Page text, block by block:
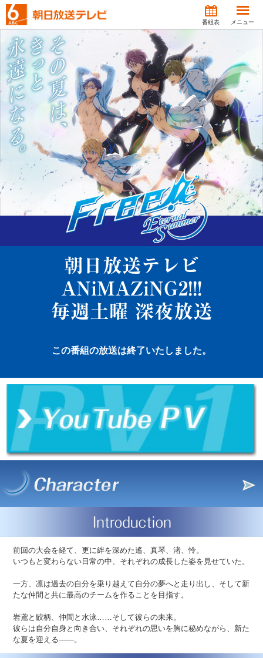
番組表 メニュー
朝日放送テレビ
ANiMAZiNG2!!!
毎週土曜 深夜放送
この番組の放送は終了いたしました。
前回の大会を経て、更に絆を深めた遙、真琴、渚、怜。
いつもと変わらない日常の中、それぞれの成長した姿を見せていた。
一方、凛は過去の自分を乗り越えて自分の夢へと走り出し、そして新
たな仲間と共に最高のチームを作ることを目指す。
岩鳶と鮫柄、仲間と水泳……そして彼らの未来。
彼らは自分自身と向き合い、それぞれの思いを胸に秘めながら、新た
な夏を迎える――。